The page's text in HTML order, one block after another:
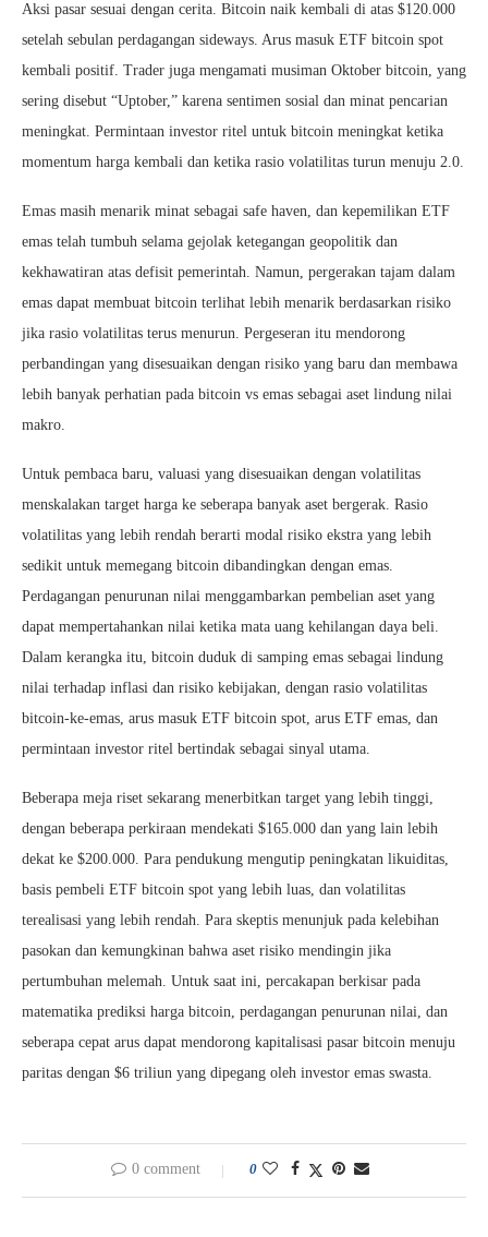
Aksi pasar sesuai dengan cerita. Bitcoin naik kembali di atas $120.000
setelah sebulan perdagangan sideways. Arus masuk ETF bitcoin spot
kembali positif. Trader juga mengamati musiman Oktober bitcoin, yang
sering disebut “Uptober,” karena sentimen sosial dan minat pencarian
meningkat. Permintaan investor ritel untuk bitcoin meningkat ketika
momentum harga kembali dan ketika rasio volatilitas turun menuju 2.0.
Emas masih menarik minat sebagai safe haven, dan kepemilikan ETF
emas telah tumbuh selama gejolak ketegangan geopolitik dan
kekhawatiran atas defisit pemerintah. Namun, pergerakan tajam dalam
emas dapat membuat bitcoin terlihat lebih menarik berdasarkan risiko
jika rasio volatilitas terus menurun. Pergeseran itu mendorong
perbandingan yang disesuaikan dengan risiko yang baru dan membawa
lebih banyak perhatian pada bitcoin vs emas sebagai aset lindung nilai
makro.
Untuk pembaca baru, valuasi yang disesuaikan dengan volatilitas
menskalakan target harga ke seberapa banyak aset bergerak. Rasio
volatilitas yang lebih rendah berarti modal risiko ekstra yang lebih
sedikit untuk memegang bitcoin dibandingkan dengan emas.
Perdagangan penurunan nilai menggambarkan pembelian aset yang
dapat mempertahankan nilai ketika mata uang kehilangan daya beli.
Dalam kerangka itu, bitcoin duduk di samping emas sebagai lindung
nilai terhadap inflasi dan risiko kebijakan, dengan rasio volatilitas
bitcoin-ke-emas, arus masuk ETF bitcoin spot, arus ETF emas, dan
permintaan investor ritel bertindak sebagai sinyal utama.
Beberapa meja riset sekarang menerbitkan target yang lebih tinggi,
dengan beberapa perkiraan mendekati $165.000 dan yang lain lebih
dekat ke $200.000. Para pendukung mengutip peningkatan likuiditas,
basis pembeli ETF bitcoin spot yang lebih luas, dan volatilitas
terealisasi yang lebih rendah. Para skeptis menunjuk pada kelebihan
pasokan dan kemungkinan bahwa aset risiko mendingin jika
pertumbuhan melemah. Untuk saat ini, percakapan berkisar pada
matematika prediksi harga bitcoin, perdagangan penurunan nilai, dan
seberapa cepat arus dapat mendorong kapitalisasi pasar bitcoin menuju
paritas dengan $6 triliun yang dipegang oleh investor emas swasta.
0 comment 0